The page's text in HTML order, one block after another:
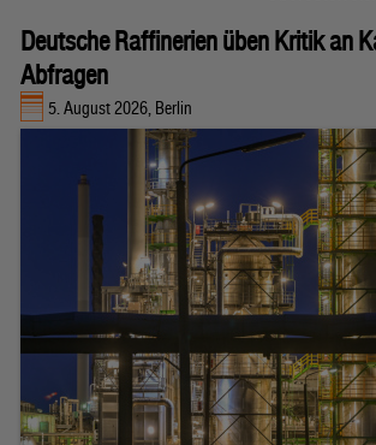
Deutsche Raffinerien üben Kritik an
Abfragen
5. August 2026, Berlin